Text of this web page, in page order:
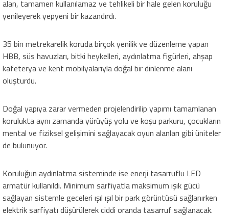
alan, tamamen kullanılamaz ve tehlikeli bir hale gelen koruluğu
yenileyerek yepyeni bir kazandırdı.
35 bin metrekarelik koruda birçok yenilik ve düzenleme yapan
HBB, süs havuzları, bitki heykelleri, aydınlatma figürleri, ahşap
kafeterya ve kent mobilyalarıyla doğal bir dinlenme alanı
oluşturdu.
Doğal yapıya zarar vermeden projelendirilip yapımı tamamlanan
korulukta aynı zamanda yürüyüş yolu ve koşu parkuru, çocukların
mental ve fiziksel gelişimini sağlayacak oyun alanları gibi üniteler
de bulunuyor.
Koruluğun aydınlatma sisteminde ise enerji tasarruflu LED
armatür kullanıldı. Minimum sarfiyatla maksimum ışık gücü
sağlayan sistemle geceleri ışıl ışıl bir park görüntüsü sağlanırken
elektrik sarfiyatı düşürülerek ciddi oranda tasarruf sağlanacak.